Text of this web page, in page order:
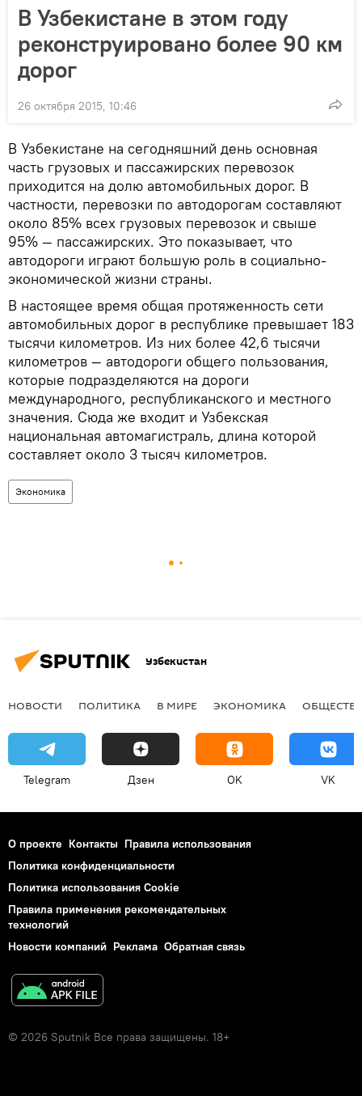
В Узбекистане в этом году
реконструировано более 90 км
дорог
26 октября 2015, 10:46
В Узбекистане на сегодняшний день основная
часть грузовых и пассажирских перевозок
приходится на долю автомобильных дорог. В
частности, перевозки по автодорогам составляют
около 85% всех грузовых перевозок и свыше
95% — пассажирских. Это показывает, что
автодороги играют большую роль в социально-
экономической жизни страны.
В настоящее время общая протяженность сети
автомобильных дорог в республике превышает 183
тысячи километров. Из них более 42,6 тысячи
километров — автодороги общего пользования,
которые подразделяются на дороги
международного, республиканского и местного
значения. Сюда же входит и Узбекская
национальная автомагистраль, длина которой
составляет около 3 тысяч километров.
Экономика
Узбекистан
НОВОСТИ ПОЛИТИКА В МИРЕ ЭКОНОМИКА
Telegram Дзен OK VK
О проекте Контакты Правила использования
Политика конфиденциальности
Политика использования Cookie
Правила применения рекомендательных
технологий
Новости компаний Реклама Обратная связь
© 2026 Sputnik Все права защищены. 18+